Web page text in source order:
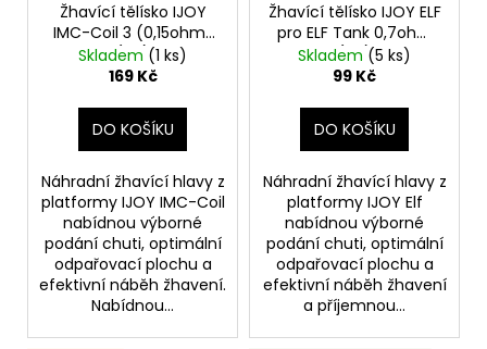
Žhavící tělísko IJOY
IMC-Coil 3 (0,15ohm)
(1ks)
Skladem (1 ks)
169 Kč
DO KOŠÍKU
Náhradní žhavící hlavy z
platformy IJOY IMC-Coil
nabídnou výborné
podání chuti, optimální
odpařovací plochu a
efektivní náběh žhavení.
Nabídnou...
Žhavící tělísko IJOY ELF
pro ELF Tank 0,7ohm
(1ks)
Skladem (5 ks)
99 Kč
DO KOŠÍKU
Náhradní žhavící hlavy z
platformy IJOY Elf
nabídnou výborné
podání chuti, optimální
odpařovací plochu a
efektivní náběh žhavení
a příjemnou...